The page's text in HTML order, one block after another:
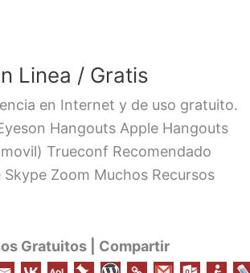
Linea / Gratis
en Internet y de uso gratuito.
Hangouts Apple Hangouts
Trueconf Recomendado
Zoom Muchos Recursos
Gratuitos | Compartir